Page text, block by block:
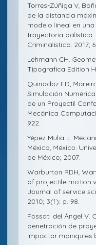
Torres-Zúñiga V,
de la distancia
modelo lineal en
trayectoria balística.
Criminalística. 2017;
Lehmann CH.
Tipografica Edition
Quinodoz FD,
Simulación
de un Proyectil
Mecánica
922.
Yépez Mulia E.
México, México:
de México; 2007.
Warburton RDH,
of projectile motion
Journal of service
2010; 3(1): p. 98.
Fossati del Ángel V.
penetración de
impactar maniquíes